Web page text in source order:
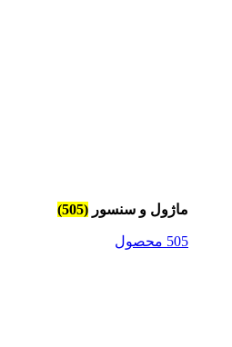
ماژول و سنسور (505)
505 محصول